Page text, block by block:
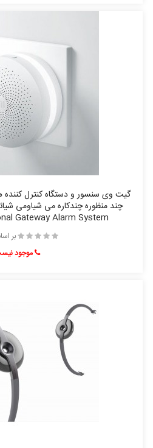
گیت وی سنسور و دستگاه کنترل
Gateway Alarm System
بر اساس
موجود